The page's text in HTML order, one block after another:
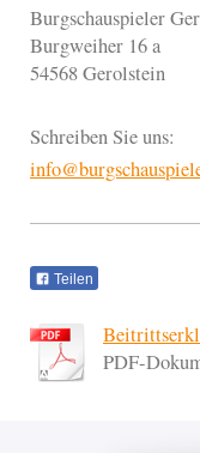
Burgschauspieler
Burgweiher 16 a
54568Gerolstein
Schreiben Sie uns:
Teilen
PDF-